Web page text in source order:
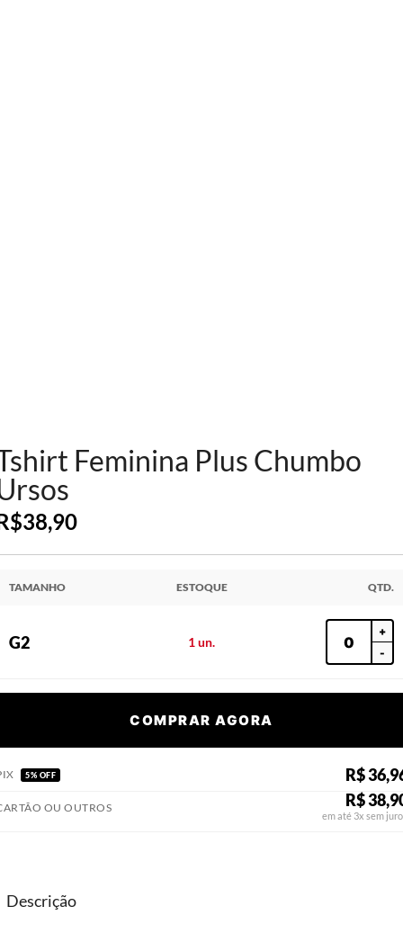
Feminina Plus Chumbo
38,90
TAMANHO ESTOQUE QTD.
G2 1 un.
+
-
COMPRAR AGORA
5% OFF R$
OU OUTROS R$
em até 3x sem
Descrição